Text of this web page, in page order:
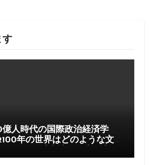
す
人時代の国際政治経済学
年の世界はどのような文
経済・ケア文明